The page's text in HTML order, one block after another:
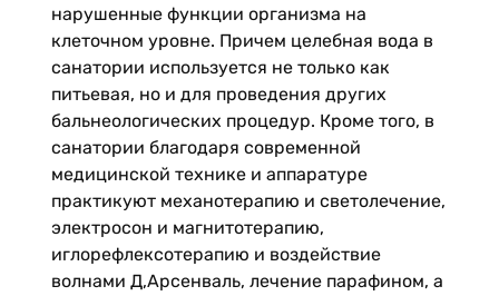
нарушенные функции организма на
клеточном уровне. Причем целебная вода в
санатории используется не только как
питьевая, но и для проведения других
бальнеологических процедур. Кроме того, в
санатории благодаря современной
медицинской технике и аппаратуре
практикуют механотерапию и светолечение,
электросон и магнитотерапию,
иглорефлексотерапию и воздействие
волнами Д,Арсенваль, лечение парафином, а